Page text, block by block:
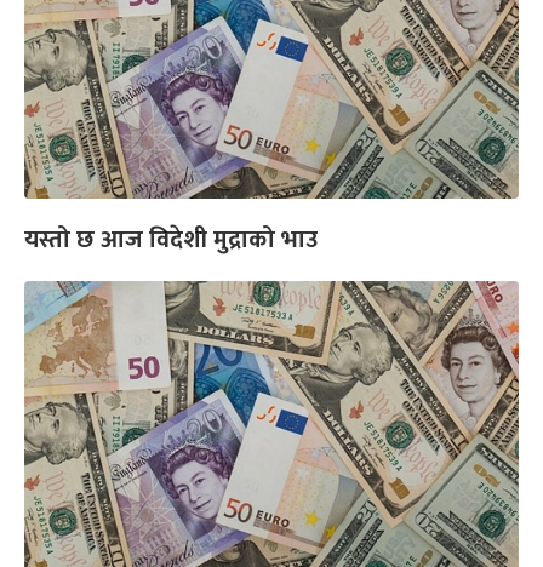
यस्तो छ आज विदेशी मुद्राको भाउ